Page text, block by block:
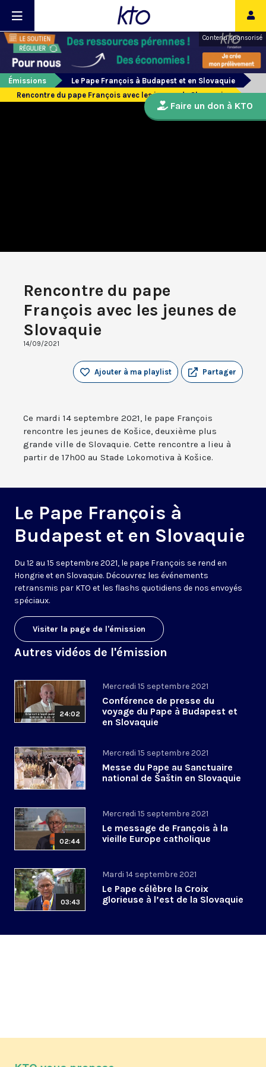
Contenu sponsorisé
Émissions
Le Pape François à Budapest et en Slovaquie
Rencontre du pape François avec les jeunes de Slovaquie
Rencontre du pape
François avec les jeunes de
Slovaquie
14/09/2021
Partager
Ajouter à ma playlist
Ce mardi 14 septembre 2021, le pape François
rencontre les jeunes de Košice, deuxième plus
grande ville de Slovaquie. Cette rencontre a lieu à
partir de 17h00 au Stade Lokomotiva à Košice.
Le Pape François à
Budapest et en Slovaquie
Du 12 au 15 septembre 2021, le pape François se rend en
Hongrie et en Slovaquie. Découvrez les événements
retransmis par KTO et les flashs quotidiens de nos envoyés
spéciaux.
Visiter la page de l'émission
Autres vidéos de l'émission
24:02
Mercredi 15 septembre 2021
Conférence de presse du
voyage du Pape à Budapest et
en Slovaquie
Mercredi 15 septembre 2021
Messe du Pape au Sanctuaire
national de Šaštin en Slovaquie
02:44
Mercredi 15 septembre 2021
Le message de François à la
vieille Europe catholique
03:43
Mardi 14 septembre 2021
Le Pape célèbre la Croix
glorieuse à l’est de la Slovaquie
Faire un don à KTO